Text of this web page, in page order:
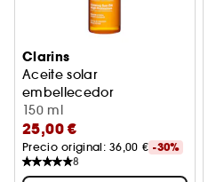
Clarins
Aceite solar
embellecedor
Alta protección spf 30
150 ml
25,00 €
Precio original: 36,00 € -30%
8